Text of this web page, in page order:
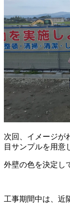
次回、イメージが
目サンプルを用意
外壁の色を決定し
工事期間中は、近